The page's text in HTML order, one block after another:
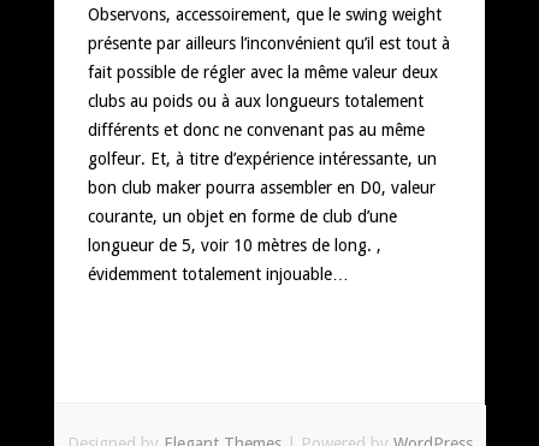
Observons, accessoirement, que le swing weight
présente par ailleurs l’inconvénient qu’il est tout à
fait possible de régler avec la même valeur deux
clubs au poids ou à aux longueurs totalement
différents et donc ne convenant pas au même
golfeur. Et, à titre d’expérience intéressante, un
bon club maker pourra assembler en D0, valeur
courante, un objet en forme de club d’une
longueur de 5, voir 10 mètres de long. ,
évidemment totalement injouable…